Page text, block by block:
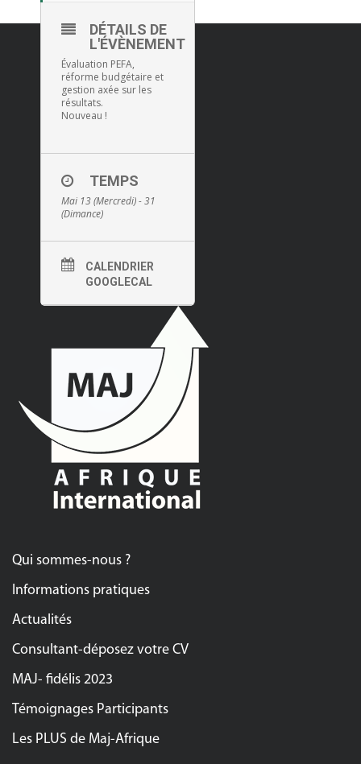
DÉTAILS DE
L'ÉVÈNEMENT
Évaluation PEFA,
réforme budgétaire et
gestion axée sur les
résultats.
Nouveau !
TEMPS
Mai 13 (Mercredi) - 31
(Dimance)
CALENDRIER
GOOGLECAL
Qui sommes-nous ?
Informations pratiques
Actualités
Consultant-déposez votre CV
MAJ- fidélis 2023
Témoignages Participants
Les PLUS de Maj-Afrique